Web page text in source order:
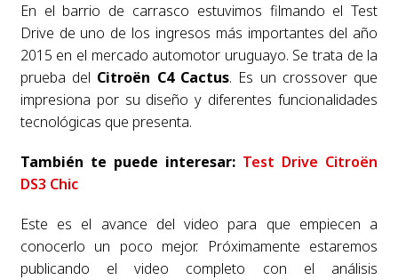
En el barrio de carrasco estuvimos filmando el Test
Drive de uno de los ingresos más importantes del año
2015 en el mercado automotor uruguayo. Se trata de la
prueba del Citroën C4 Cactus. Es un crossover que
impresiona por su diseño y diferentes funcionalidades
tecnológicas que presenta.
También te puede interesar: Test Drive Citroën
DS3 Chic
Este es el avance del video para que empiecen a
conocerlo un poco mejor. Próximamente estaremos
publicando el video completo con el análisis